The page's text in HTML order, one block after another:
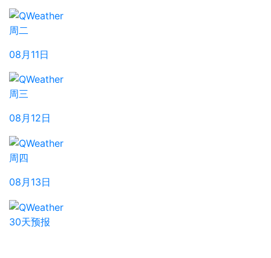
周二
08月11日
周三
08月12日
周四
08月13日
30天预报